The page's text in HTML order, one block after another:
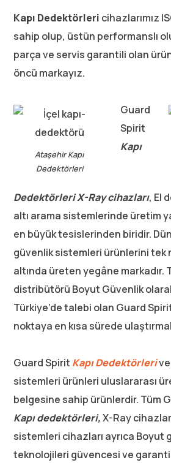
Kapı Dedektörleri cihazlarımız
sahip olup, üstün performanslı
parça ve servis garantili olan
öncü markayız.
Ataşehir Kapı
Dedektörleri
Guard
Spirit
Kapı
DedektörleriX-Ray cihazları, El
altı arama sistemlerinde üretim
en büyük tesislerinden biridir.
güvenlik sistemleri ürünlerini tek
altında üreten yegâne markadır.
distribütörü Boyut Güvenlik
Türkiye’de talebi olan Guard
noktaya en kısa sürede
Guard Spirit Kapı Dedektörlerive
sistemleri ürünleri uluslararası
belgesine sahip ürünlerdir. Tüm
Kapı dedektörleri,X-Ray
sistemleri cihazları ayrıca Boyut
teknolojileri güvencesi ve